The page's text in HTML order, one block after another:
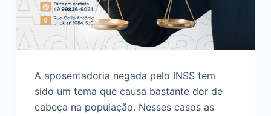
A aposentadoria negada pelo INSS tem
sido um tema que causa bastante dor de
cabeça na população. Nesses casos as